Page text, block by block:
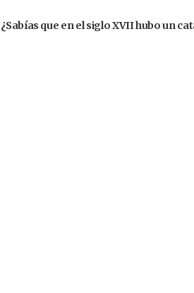
¿Sabías que en el siglo XVII hubo un